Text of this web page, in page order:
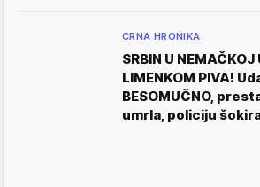
CRNA HRONIKA
SRBIN U NEMAČKOJ
LIMENKOM PIVA!
BESOMUČNO,
umrla, policiju